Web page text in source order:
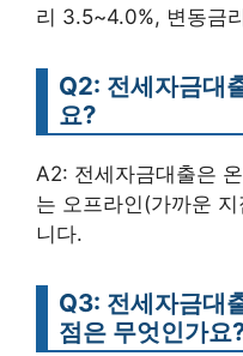
리 3.5~4.0%, 변동금
Q2: 전세자금대
요?
A2: 전세자금대출은
는 오프라인(가까운
니다.
Q3: 전세자금대
점은 무엇인가요